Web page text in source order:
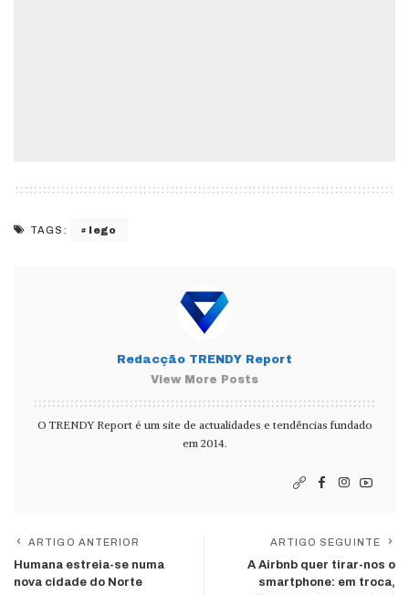
TAGS: lego
Redacção TRENDY Report
View More Posts
O TRENDY Report é um site de actualidades e tendências fundado
em 2014.
ARTIGO ANTERIOR
Humana estreia-se numa
nova cidade do Norte
ARTIGO SEGUINTE
A Airbnb quer tirar-nos o
smartphone: em troca,